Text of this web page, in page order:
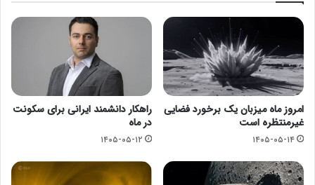
امروز ماه میزبان یک برخورد فضایی
غیرمنتظره است
۱۴۰۵-۰۵-۱۴
راهکار دانشمند ایرانی برای سکونت
در ماه
۱۴۰۵-۰۵-۱۲